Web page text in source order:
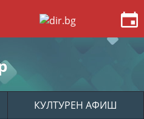
КУЛТУРЕН АФИШ